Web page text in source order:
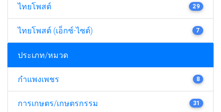
ไทยโพสต์ 29
ไทยโพสต์ (เอ็กซ์-ไซต์) 7
ประเภท/หมวด
กำแพงเพชร 8
การเกษตร/เกษตรกรรม 31